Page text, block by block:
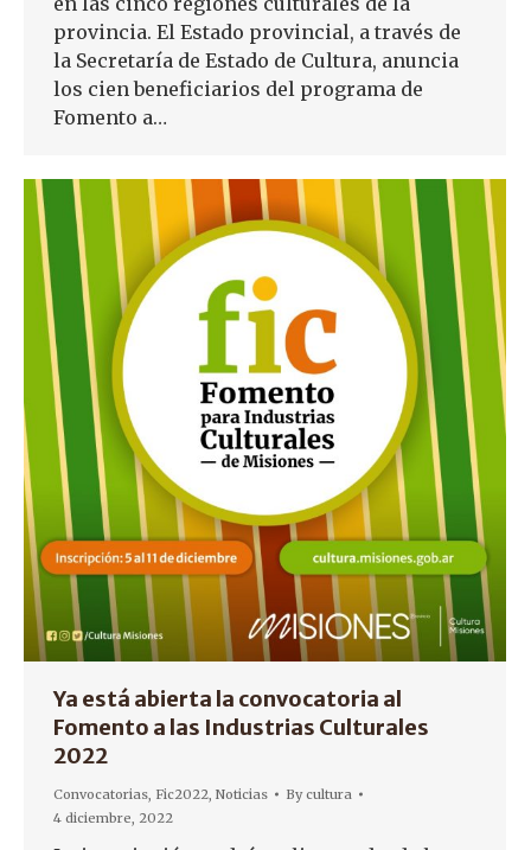
provincia. El Estado provincial, a través de
la Secretaría de Estado de Cultura, anuncia
los cien beneficiarios del programa de
Fomento a…
Ya está abierta la convocatoria al
Fomento a las Industrias Culturales
2022
Convocatorias, Fic2022, Noticias Bycultura
4 diciembre, 2022